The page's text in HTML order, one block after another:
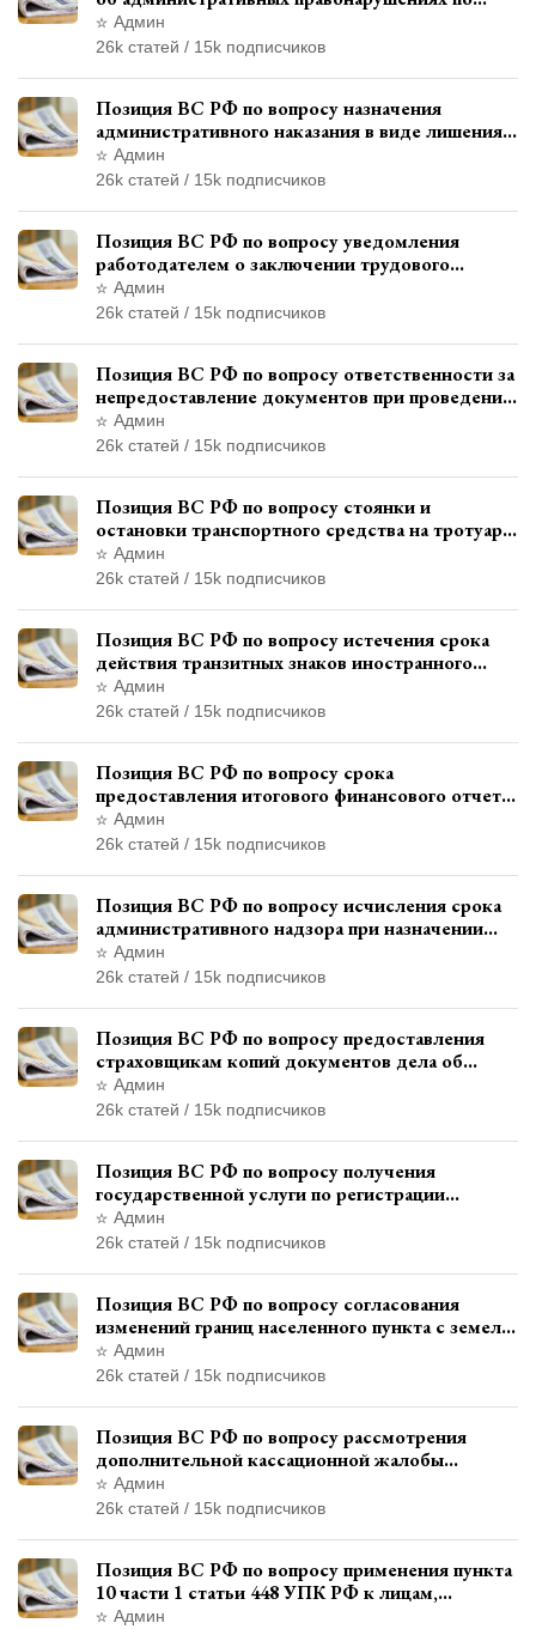
месту жительства и сроков давности
привлечения к ответственности
Админ
26k статей / 15k подписчиков
Позиция ВС РФ по вопросу назначения
административного наказания в виде лишения
права управления транспортными средствами
Админ
26k статей / 15k подписчиков
Позиция ВС РФ по вопросу уведомления
работодателем о заключении трудового
договора с бывшим государственным
служащим
Админ
26k статей / 15k подписчиков
Позиция ВС РФ по вопросу ответственности за
непредоставление документов при проведении
контроля и надзора
Админ
26k статей / 15k подписчиков
Позиция ВС РФ по вопросу стоянки и
остановки транспортного средства на тротуаре
и квалификации административного
правонарушения
Админ
26k статей / 15k подписчиков
Позиция ВС РФ по вопросу истечения срока
действия транзитных знаков иностранного
государства и отсутствия состава
административного правонарушения
Админ
26k статей / 15k подписчиков
Позиция ВС РФ по вопросу срока
предоставления итогового финансового отчета
кандидатом в соответствии с
законодательством о выборах
Админ
26k статей / 15k подписчиков
Позиция ВС РФ по вопросу исчисления срока
административного надзора при назначении
дополнительного наказания, отличного от
ограничения свободы
Админ
26k статей / 15k подписчиков
Позиция ВС РФ по вопросу предоставления
страховщикам копий документов дела об
административном правонарушении для
автотехнической экспертизы
Админ
26k статей / 15k подписчиков
Позиция ВС РФ по вопросу получения
государственной услуги по регистрации
транспортного средства через представителя
Админ
26k статей / 15k подписчиков
Позиция ВС РФ по вопросу согласования
изменений границ населенного пункта с земель
лесного фонда
Админ
26k статей / 15k подписчиков
Позиция ВС РФ по вопросу рассмотрения
дополнительной кассационной жалобы
адвоката в кассационной инстанции
Админ
26k статей / 15k подписчиков
Позиция ВС РФ по вопросу применения пункта
10 части 1 статьи 448 УПК РФ к лицам,
уволенным из следственных органов
Админ